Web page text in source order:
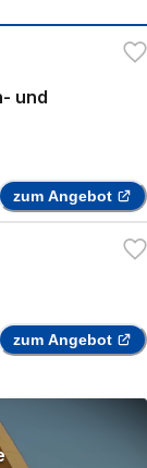
und
zum Angebot
zum Angebot